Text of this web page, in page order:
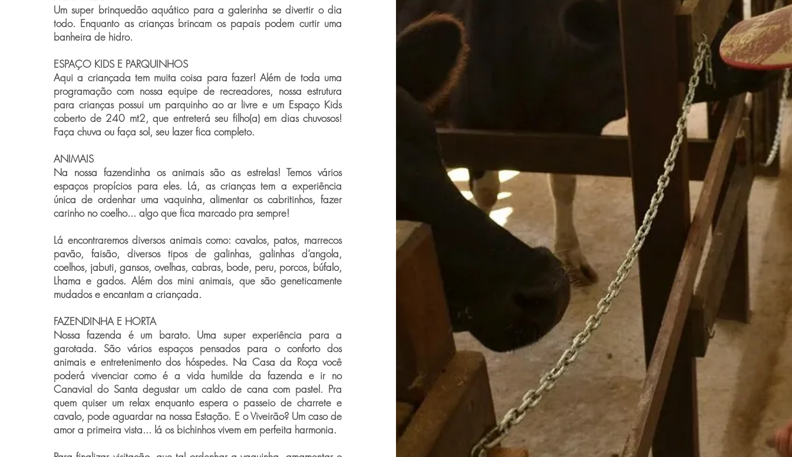
Um super brinquedão aquático para a galerinha se divertir o dia
todo. Enquanto as crianças brincam os papais podem curtir uma
banheira de hidro.
ESPAÇO KIDS E PARQUINHOS
Aqui a criançada tem muita coisa para fazer! Além de toda uma
programação com nossa equipe de recreadores, nossa estrutura
para crianças possui um parquinho ao ar livre e um Espaço Kids
coberto de 240 mt2, que entreterá seu filho(a) em dias chuvosos!
Faça chuva ou faça sol, seu lazer fica completo.
ANIMAIS
Na nossa fazendinha os animais são as estrelas! Temos vários
espaços propícios para eles. Lá, as crianças tem a experiência
única de ordenhar uma vaquinha, alimentar os cabritinhos, fazer
carinho no coelho... algo que fica marcado pra sempre!
Lá encontraremos diversos animais como: cavalos, patos, marrecos
pavão, faisão, diversos tipos de galinhas, galinhas d’angola,
coelhos, jabuti, gansos, ovelhas, cabras, bode, peru, porcos, búfalo,
Lhama e gados. Além dos mini animais, que são geneticamente
mudados e encantam a criançada.
FAZENDINHA E HORTA
Nossa fazenda é um barato. Uma super experiência para a
garotada. São vários espaços pensados para o conforto dos
animais e entretenimento dos hóspedes. Na Casa da Roça você
poderá vivenciar como é a vida humilde da fazenda e ir no
Canavial do Santa degustar um caldo de cana com pastel. Pra
quem quiser um relax enquanto espera o passeio de charrete e
cavalo, pode aguardar na nossa Estação. E o Viveirão? Um caso de
amor a primeira vista... lá os bichinhos vivem em perfeita harmonia.